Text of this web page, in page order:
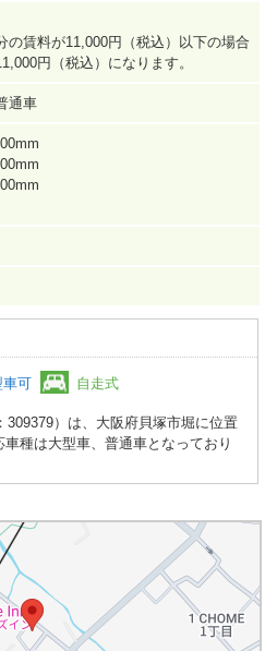
の賃料が11,000円（税込）以下の場合
円（税込）になります。
通車
車可 自走式
309379）は、大阪府貝塚市堀に位置
種は大型車、普通車となっており